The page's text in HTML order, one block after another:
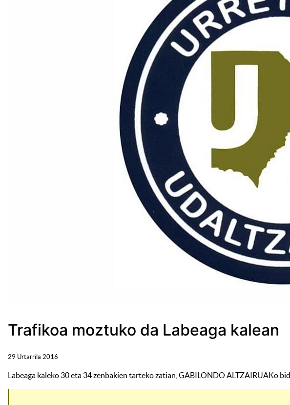
Trafikoa moztuko da Labeaga kalean
29 Urtarrila 2016
Labeaga kaleko 30 eta 34 zenbakien tarteko zatian, GABILONDO ALTZAIRUAKo